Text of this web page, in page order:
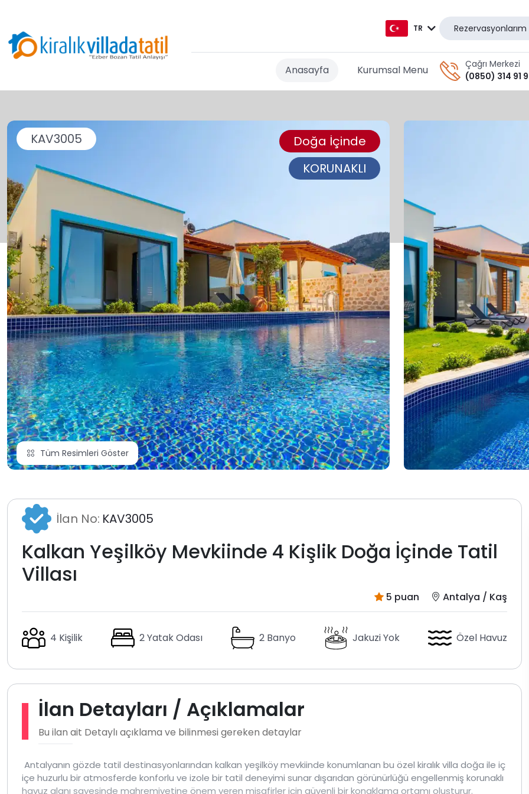
TR Rezervasyonlarım
Anasayfa Kurumsal Menu
Çağrı Merkezi
(0850) 314 91
KAV3005
Doğa İçinde
KORUNAKLI
Tüm Resimleri Göster
İlan No: KAV3005
Kalkan Yeşilköy Mevkiinde 4 Kişlik Doğa İçinde Tatil
Villası
5 puan Antalya / Kaş
4 Kişilik 2 Yatak Odası 2 Banyo Jakuzi Yok Özel Havuz
İlan Detayları / Açıklamalar
Bu ilan ait Detaylı açıklama ve bilinmesi gereken detaylar
Antalyanın gözde tatil destinasyonlarından kalkan yeşilköy mevkiinde konumlanan bu özel kiralık villa doğa ile iç
içe huzurlu bir atmosferde konforlu ve izole bir tatil deneyimi sunar dışarıdan görünürlüğü engellenmiş korunaklı
havuz alanı sayesinde mahremiyetine önem veren misafirler için güvenli bir konaklama ortamı oluşturur.